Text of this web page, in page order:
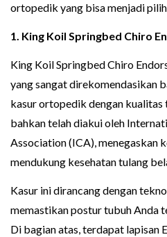
ortopedik yang bisa menjadi
1. King Koil Springbed Chiro
King Koil Springbed Chiro
yang sangat direkomendasikan
kasur ortopedik dengan
bahkan telah diakui oleh
Association (ICA), menegaskan
mendukung kesehatan tulang
Kasur ini dirancang dengan
memastikan postur tubuh Anda
Di bagian atas, terdapat lapisan